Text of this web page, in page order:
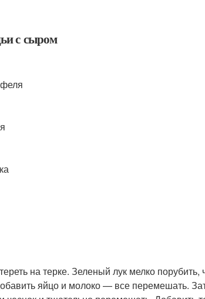
с сыром
на терке. Зеленый лук мелко порубить,
яйцо и молоко — все перемешать.